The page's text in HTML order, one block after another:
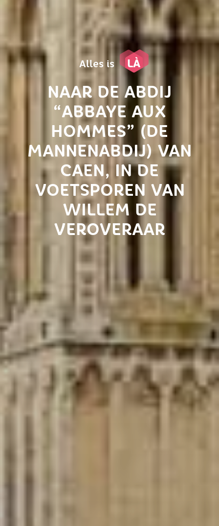
Alles is LÀ
NAAR DE ABDIJ
“ABBAYE AUX
HOMMES” (DE
MANNENABDIJ) VAN
CAEN, IN DE
VOETSPOREN VAN
WILLEM DE
VEROVERAAR